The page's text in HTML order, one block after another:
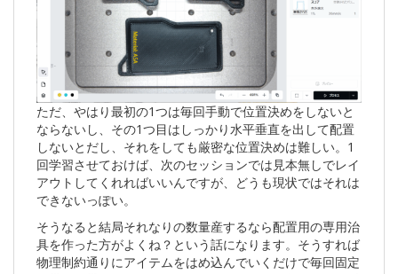
ただ、やはり最初の1つは毎回手動で位置決めをしないと
ならないし、その1つ目はしっかり水平垂直を出して配置
しないとだし、それをしても厳密な位置決めは難しい。1
回学習させておけば、次のセッションでは見本無しでレイ
アウトしてくれればいいんですが、どうも現状ではそれは
できないっぽい。
そうなると結局それなりの数量産するなら配置用の専用治
具を作った方がよくね？という話になります。そうすれば
物理制約通りにアイテムをはめ込んでいくだけで毎回固定